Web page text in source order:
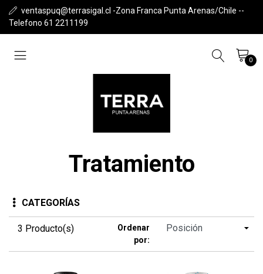
ventaspuq@terrasigal.cl -Zona Franca Punta Arenas/Chile --
Telefono 61 2211199
0
Tratamiento
CATEGORÍAS
3 Producto(s)
Ordenar
por: